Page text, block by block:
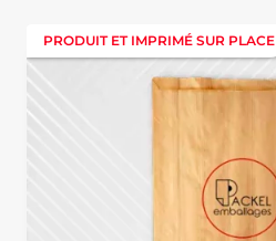
PRODUIT ET IMPRIMÉ SUR PLACE
PRODUIT ET IMPRIMÉ SUR PLACE